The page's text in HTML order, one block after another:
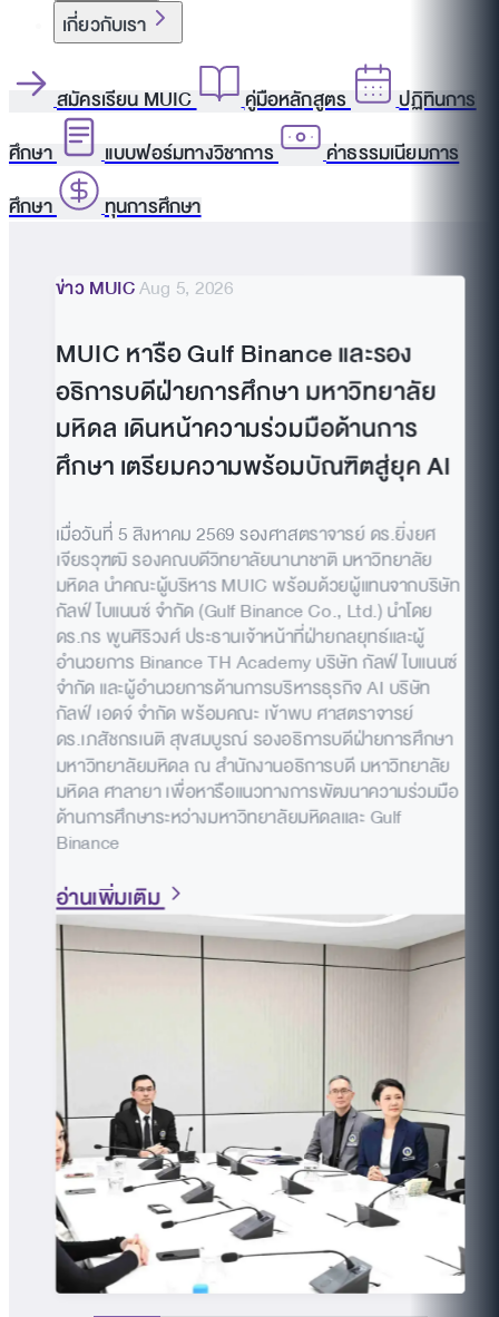
เกี่ยวกับเรา
สมัครเรียน MUIC คู่มือหลักสูตร
ปฏิทินการ
ศึกษา
แบบฟอร์มทางวิชาการ
ค่าธรรมเนียมการ
ศึกษา
ทุนการศึกษา
ข่าว MUICAug 5, 2026
MUIC หารือ Gulf Binance และรอง
อธิการบดีฝ่ายการศึกษา มหาวิทยาลัย
มหิดล เดินหน้าความร่วมมือด้านการ
ศึกษา เตรียมความพร้อมบัณฑิตสู่ยุค AI
เมื่อวันที่ 5 สิงหาคม 2569 รองศาสตราจารย์ ดร.ยิ่งยศ
เจียรวุฑฒิ รองคณบดีวิทยาลัยนานาชาติ มหาวิทยาลัย
มหิดล นำคณะผู้บริหาร MUIC พร้อมด้วยผู้แทนจากบริษัท
กัลฟ์ ไบแนนซ์ จำกัด (Gulf Binance Co., Ltd.) นำโดย
ดร.กร พูนศิริวงศ์ ประธานเจ้าหน้าที่ฝ่ายกลยุทธ์และผู้
อำนวยการ Binance TH Academy บริษัท กัลฟ์ ไบแนนซ์
จำกัด และผู้อำนวยการด้านการบริหารธุรกิจ AI บริษัท
กัลฟ์ เอดจ์ จำกัด พร้อมคณะ เข้าพบ ศาสตราจารย์
ดร.เภสัชกรเนติ สุขสมบูรณ์ รองอธิการบดีฝ่ายการศึกษา
มหาวิทยาลัยมหิดล ณ สำนักงานอธิการบดี มหาวิทยาลัย
มหิดล ศาลายา เพื่อหารือแนวทางการพัฒนาความร่วมมือ
ด้านการศึกษาระหว่างมหาวิทยาลัยมหิดลและ Gulf
Binance
อ่านเพิ่มเติม